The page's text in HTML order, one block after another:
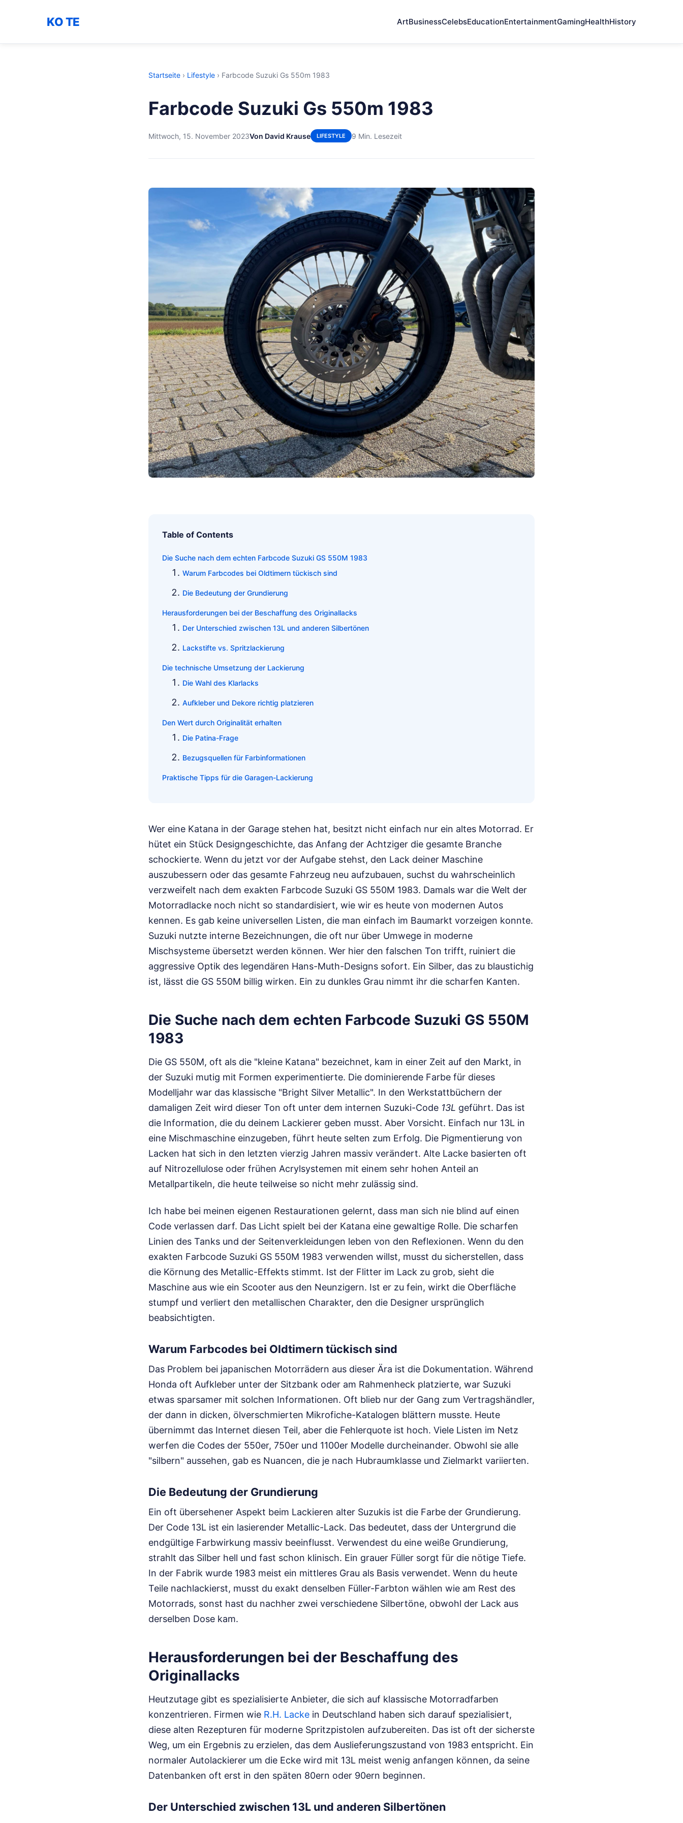
KO TE ArtBusinessCelebsEducationEntertainmentGamingHealthHistory
Startseite › Lifestyle › Farbcode Suzuki Gs 550m 1983
Farbcode Suzuki Gs 550m 1983
Mittwoch, 15. November 2023Von David Krause LIFESTYLE 9 Min. Lesezeit
Table of Contents
Die Suche nach dem echten Farbcode Suzuki GS 550M 1983
Warum Farbcodes bei Oldtimern tückisch sind
Die Bedeutung der Grundierung
Herausforderungen bei der Beschaffung des Originallacks
Der Unterschied zwischen 13L und anderen Silbertönen
Lackstifte vs. Spritzlackierung
Die technische Umsetzung der Lackierung
Die Wahl des Klarlacks
Aufkleber und Dekore richtig platzieren
Den Wert durch Originalität erhalten
Die Patina-Frage
Bezugsquellen für Farbinformationen
Praktische Tipps für die Garagen-Lackierung
Wer eine Katana in der Garage stehen hat, besitzt nicht einfach nur ein altes Motorrad. Er
hütet ein Stück Designgeschichte, das Anfang der Achtziger die gesamte Branche
schockierte. Wenn du jetzt vor der Aufgabe stehst, den Lack deiner Maschine
auszubessern oder das gesamte Fahrzeug neu aufzubauen, suchst du wahrscheinlich
verzweifelt nach dem exakten Farbcode Suzuki GS 550M 1983. Damals war die Welt der
Motorradlacke noch nicht so standardisiert, wie wir es heute von modernen Autos
kennen. Es gab keine universellen Listen, die man einfach im Baumarkt vorzeigen konnte.
Suzuki nutzte interne Bezeichnungen, die oft nur über Umwege in moderne
Mischsysteme übersetzt werden können. Wer hier den falschen Ton trifft, ruiniert die
aggressive Optik des legendären Hans-Muth-Designs sofort. Ein Silber, das zu blaustichig
ist, lässt die GS 550M billig wirken. Ein zu dunkles Grau nimmt ihr die scharfen Kanten.
Die Suche nach dem echten Farbcode Suzuki GS 550M
1983
Die GS 550M, oft als die "kleine Katana" bezeichnet, kam in einer Zeit auf den Markt, in
der Suzuki mutig mit Formen experimentierte. Die dominierende Farbe für dieses
Modelljahr war das klassische "Bright Silver Metallic". In den Werkstattbüchern der
damaligen Zeit wird dieser Ton oft unter dem internen Suzuki-Code 13L geführt. Das ist
die Information, die du deinem Lackierer geben musst. Aber Vorsicht. Einfach nur 13L in
eine Mischmaschine einzugeben, führt heute selten zum Erfolg. Die Pigmentierung von
Lacken hat sich in den letzten vierzig Jahren massiv verändert. Alte Lacke basierten oft
auf Nitrozellulose oder frühen Acrylsystemen mit einem sehr hohen Anteil an
Metallpartikeln, die heute teilweise so nicht mehr zulässig sind.
Ich habe bei meinen eigenen Restaurationen gelernt, dass man sich nie blind auf einen
Code verlassen darf. Das Licht spielt bei der Katana eine gewaltige Rolle. Die scharfen
Linien des Tanks und der Seitenverkleidungen leben von den Reflexionen. Wenn du den
exakten Farbcode Suzuki GS 550M 1983 verwenden willst, musst du sicherstellen, dass
die Körnung des Metallic-Effekts stimmt. Ist der Flitter im Lack zu grob, sieht die
Maschine aus wie ein Scooter aus den Neunzigern. Ist er zu fein, wirkt die Oberfläche
stumpf und verliert den metallischen Charakter, den die Designer ursprünglich
beabsichtigten.
Warum Farbcodes bei Oldtimern tückisch sind
Das Problem bei japanischen Motorrädern aus dieser Ära ist die Dokumentation. Während
Honda oft Aufkleber unter der Sitzbank oder am Rahmenheck platzierte, war Suzuki
etwas sparsamer mit solchen Informationen. Oft blieb nur der Gang zum Vertragshändler,
der dann in dicken, ölverschmierten Mikrofiche-Katalogen blättern musste. Heute
übernimmt das Internet diesen Teil, aber die Fehlerquote ist hoch. Viele Listen im Netz
werfen die Codes der 550er, 750er und 1100er Modelle durcheinander. Obwohl sie alle
"silbern" aussehen, gab es Nuancen, die je nach Hubraumklasse und Zielmarkt variierten.
Die Bedeutung der Grundierung
Ein oft übersehener Aspekt beim Lackieren alter Suzukis ist die Farbe der Grundierung.
Der Code 13L ist ein lasierender Metallic-Lack. Das bedeutet, dass der Untergrund die
endgültige Farbwirkung massiv beeinflusst. Verwendest du eine weiße Grundierung,
strahlt das Silber hell und fast schon klinisch. Ein grauer Füller sorgt für die nötige Tiefe.
In der Fabrik wurde 1983 meist ein mittleres Grau als Basis verwendet. Wenn du heute
Teile nachlackierst, musst du exakt denselben Füller-Farbton wählen wie am Rest des
Motorrads, sonst hast du nachher zwei verschiedene Silbertöne, obwohl der Lack aus
derselben Dose kam.
Herausforderungen bei der Beschaffung des
Originallacks
Heutzutage gibt es spezialisierte Anbieter, die sich auf klassische Motorradfarben
konzentrieren. Firmen wie R.H. Lacke in Deutschland haben sich darauf spezialisiert,
diese alten Rezepturen für moderne Spritzpistolen aufzubereiten. Das ist oft der sicherste
Weg, um ein Ergebnis zu erzielen, das dem Auslieferungszustand von 1983 entspricht. Ein
normaler Autolackierer um die Ecke wird mit 13L meist wenig anfangen können, da seine
Datenbanken oft erst in den späten 80ern oder 90ern beginnen.
Der Unterschied zwischen 13L und anderen Silbertönen